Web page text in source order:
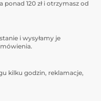
ponad 120 zł i otrzymasz od
i wysyłamy je
kilku godzin, reklamacje,